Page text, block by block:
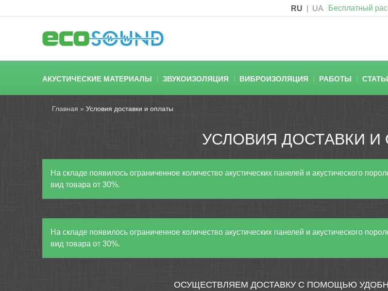
RU UA Бесплатный
АКУСТИЧЕСКИЕ МАТЕРИАЛЫ ЗВУКОИЗОЛЯЦИЯ ВИБРОИЗОЛЯЦИЯ РАБОТЫ
Главная » Условия доставки и оплаты
УСЛОВИЯ ДОСТАВКИ И
На складе появилось ограниченное количество акустических панелей и акустического
вид товара от 30%.
На складе появилось ограниченное количество акустических панелей и акустического
вид товара от 30%.
ОСУЩЕСТВЛЯЕМ ДОСТАВКУ С ПОМОЩЬЮ